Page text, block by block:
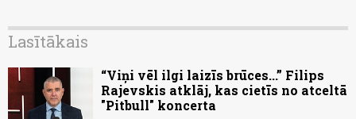
Lasītākais
“Viņi vēl ilgi laizīs brūces...” Filips
Rajevskis atklāj, kas cietīs no atceltā
"Pitbull" koncerta